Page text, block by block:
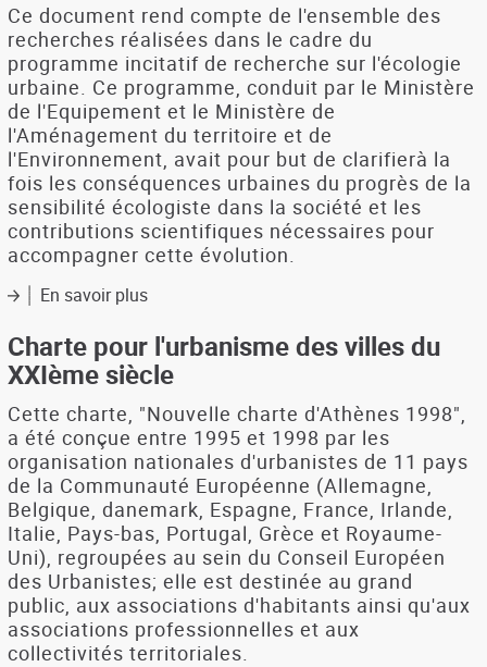
Ce document rend compte de l'ensemble des
recherches réalisées dans le cadre du
programme incitatif de recherche sur l'écologie
urbaine. Ce programme, conduit par le Ministère
de l'Equipement et le Ministère de
l'Aménagement du territoire et de
l'Environnement, avait pour but de clarifierà la
fois les conséquences urbaines du progrès de la
sensibilité écologiste dans la société et les
contributions scientifiques nécessaires pour
accompagner cette évolution.
En savoir plussur
et
écologie
:
bilan
d'un
programme
de
recherche
(1992-
1999)
Charte pour l'urbanisme des villes du
XXIème siècle
Cette charte, "Nouvelle charte d'Athènes 1998",
a été conçue entre 1995 et 1998 par les
organisation nationales d'urbanistes de 11 pays
de la Communauté Européenne (Allemagne,
Belgique, danemark, Espagne, France, Irlande,
Italie, Pays-bas, Portugal, Grèce et Royaume-
Uni), regroupées au sein du Conseil Européen
des Urbanistes; elle est destinée au grand
public, aux associations d'habitants ainsi qu'aux
associations professionnelles et aux
collectivités territoriales.